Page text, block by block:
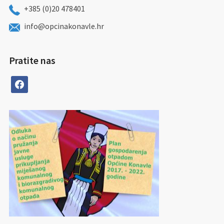
+385 (0)20 478401
info@opcinakonavle.hr
Pratite nas
facebook